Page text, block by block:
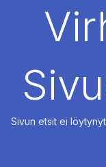
VUOKRAUS
Sivun etsit ei